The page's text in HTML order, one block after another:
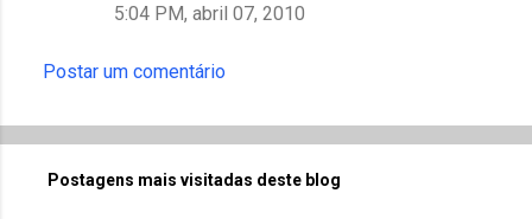
5:04 PM, abril 07, 2010
Postar um comentário
Postagens mais visitadas deste blog